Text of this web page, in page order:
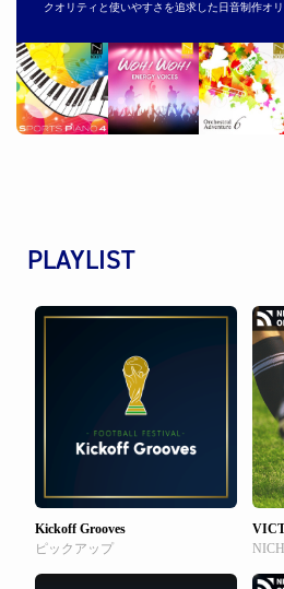
クオリティと使いやすさを追求した日音制作オ
PLAYLIST
Kickoff Grooves
ピックアップ